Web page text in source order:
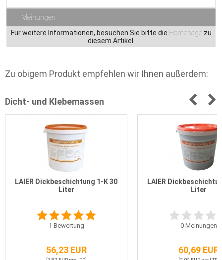
Meinungen
Für weitere Informationen, besuchen Sie bitte die Homepagezu
diesem Artikel.
Zu obigem Produkt empfehlen wir Ihnen außerdem:
Dicht- und Klebemassen
LAIER Dickbeschichtung 1-K 30
Liter
1 Bewertung
56,23 EUR
LAIER
Liter
0Meinungen
60,69 EUR